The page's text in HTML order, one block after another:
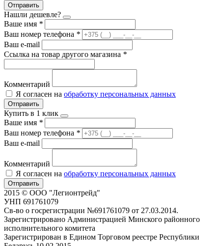
Отправить
Нашли дешевле?
Ваше имя *
Ваш номер телефона *
Ваш e-mail
Ссылка на товар другого магазина *
Комментарий
Я согласен на обработку персональных данных
Отправить
Купить в 1 клик
Ваше имя *
Ваш номер телефона *
Ваш e-mail
Комментарий
Я согласен на обработку персональных данных
Отправить
2015 © ООО "Легионтрейд"
УНП 691761079
Св-во о госрегистрации №691761079 от 27.03.2014.
Зарегистрировано Администрацией Минского районного
исполнительного комитета
Зарегистрирован в Едином Торговом реестре Республики